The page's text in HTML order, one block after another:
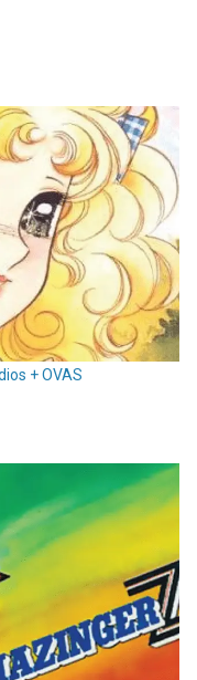
+ OVAS